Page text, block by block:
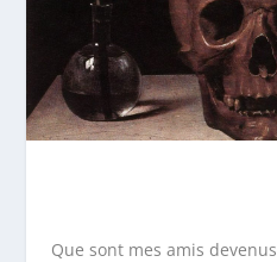
Que sont mes amis devenus